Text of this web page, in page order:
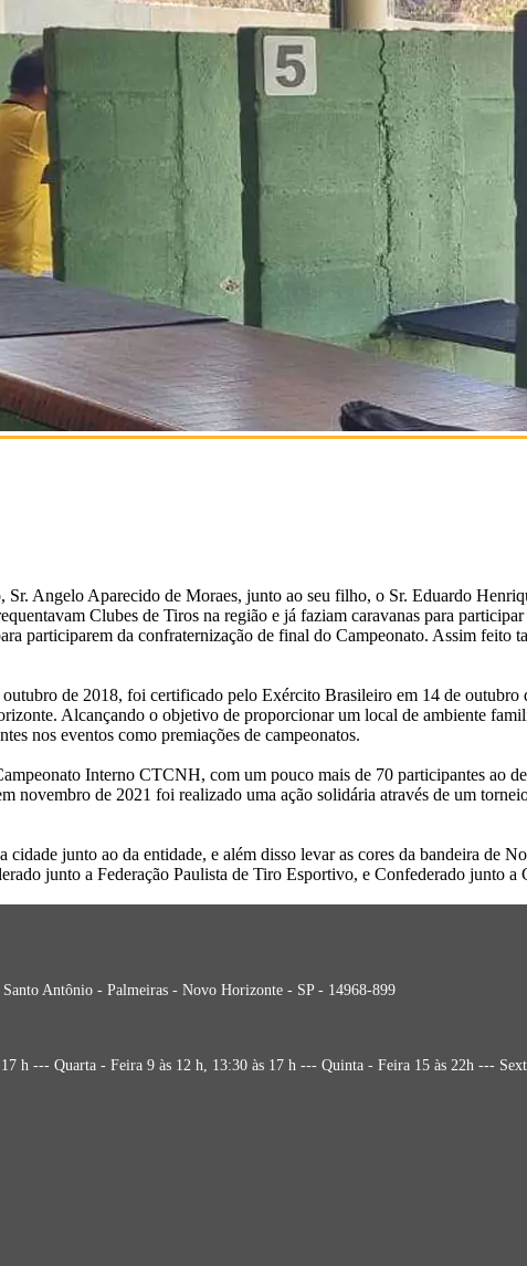
Angelo Aparecido de Moraes, junto ao seu filho, o Sr. Eduardo
Clubes de Tiros na região e já faziam caravanas para
participarem da confraternização de final do Campeonato. Assim feito
de 2018, foi certificado pelo Exército Brasileiro em 14 de
Alcançando o objetivo de proporcionar um local de ambiente
nos eventos como premiações de campeonatos.
Interno CTCNH, com um pouco mais de 70 participantes ao
novembro de 2021 foi realizado uma ação solidária através de um
junto ao da entidade, e além disso levar as cores da bandeira de
junto a Federação Paulista de Tiro Esportivo, e Confederado junto
Antônio - Palmeiras - Novo Horizonte - SP - 14968-899
--- Quarta - Feira 9 às 12 h, 13:30 às 17 h --- Quinta - Feira 15 às 22h ---